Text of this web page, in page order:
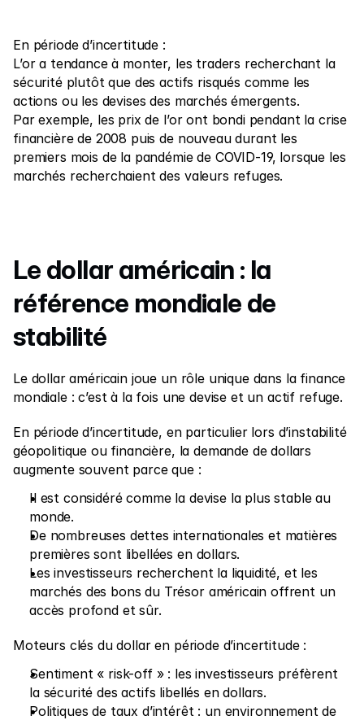
En période d’incertitude :
L’or a tendance à monter, les traders recherchant la
sécurité plutôt que des actifs risqués comme les
actions ou les devises des marchés émergents.
Par exemple, les prix de l’or ont bondi pendant la crise
financière de 2008 puis de nouveau durant les
premiers mois de la pandémie de COVID-19, lorsque les
marchés recherchaient des valeurs refuges.
Le dollar américain : la
référence mondiale de
stabilité
Le dollar américain joue un rôle unique dans la finance
mondiale : c’est à la fois une devise et un actif refuge.
En période d’incertitude, en particulier lors d’instabilité
géopolitique ou financière, la demande de dollars
augmente souvent parce que :
Il est considéré comme la devise la plus stable au
monde.
De nombreuses dettes internationales et matières
premières sont libellées en dollars.
Les investisseurs recherchent la liquidité, et les
marchés des bons du Trésor américain offrent un
accès profond et sûr.
Moteurs clés du dollar en période d’incertitude :
Sentiment « risk-off » : les investisseurs préfèrent
la sécurité des actifs libellés en dollars.
Politiques de taux d’intérêt : un environnement de